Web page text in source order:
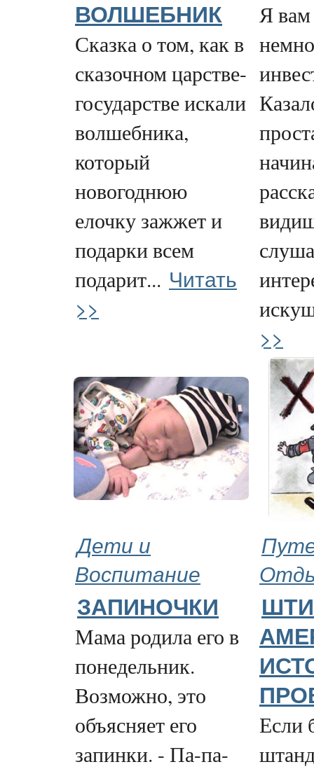
ВОЛШЕБНИК
Сказка о том, как в
сказочном царстве-
государстве искали
волшебника,
который
новогоднюю
елочку зажжет и
подарки всем
подарит... Читать
>>
Я вам
>>
Дети и
Воспитание
ЗАПИНОЧКИ
Мама родила его в
понедельник.
Возможно, это
объясняет его
запинки. - Па-па-
Если